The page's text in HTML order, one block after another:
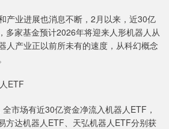
业进展也消息不断，2月以来，近30亿
多家基金预计2026年将迎来人形机器人从
人产业正以前所未有的速度，从科幻概念
ETF
场有近30亿资金净流入机器人ETF，
方达机器人ETF、天弘机器人ETF分别获